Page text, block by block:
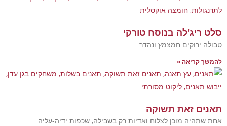
בנוסח טורקי
חמצמץ ונהדר
»
זאת תשוקה
מוכן לצלוח ואדיות רק בשבילה, שכפות ידיה-עליה